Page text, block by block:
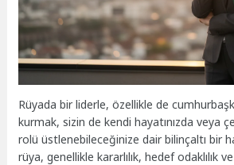
Rüyada bir liderle, özellikle de
kurmak, sizin de kendi hayatınızda veya
rolü üstlenebileceğinize dair bilinçaltı bir
rüya, genellikle kararlılık, hedef odaklılık